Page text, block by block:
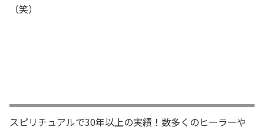
（笑）
スピリチュアルで30年以上の実績！数多くのヒーラーや